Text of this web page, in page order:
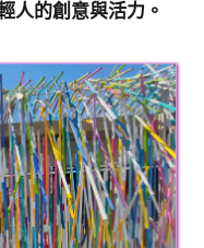
人的創意與活力。